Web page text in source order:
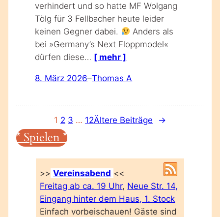
verhindert und so hatte MF Wolgang
Tölg für 3 Fellbacher heute leider
keinen Gegner dabei.
Anders als
bei »Germany’s Next Floppmodel«
dürfen diese… [ mehr ]
8. März 2026–Thomas A
1 2 3 … 12Ältere Beiträge →
* Spielen *
>> Vereinsabend <<
Freitag ab ca. 19 Uhr, Neue Str. 14,
Eingang hinter dem Haus, 1. Stock
Einfach vorbeischauen! Gäste sind